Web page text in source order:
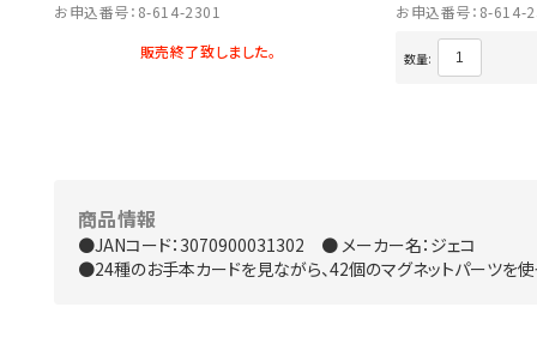
お申込番号：8-614-2301
販売終了致しました。
お申込番号：8-614-
数量:
商品情報
●JANコード：3070900031302 ● メーカー名：ジェコ
●24種のお手本カードを見ながら、42個のマグネットパーツを使